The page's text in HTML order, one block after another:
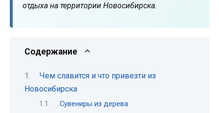
отдыха на территории Новосибирска.
Содержание
Чем славится и что привезти из
Новосибирска
Сувениры из дерева